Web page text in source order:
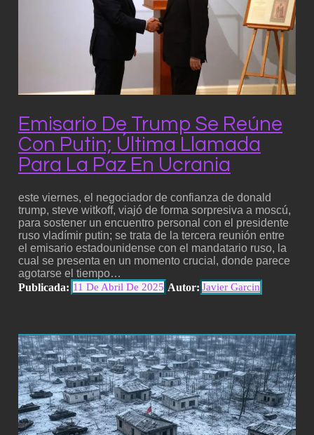
Emisario De Trump Se Reúne
Con Putin; Última Llamada
Para La Paz En Ucrania
este viernes, el negociador de confianza de donald
trump, steve witkoff, viajó de forma sorpresiva a moscú,
para sostener un encuentro personal con el presidente
ruso vladímir putin; se trata de la tercera reunión entre
el emisario estadounidense con el mandatario ruso, la
cual se presenta en un momento crucial, donde parece
agotarse el tiempo…
Publicada: 11 De Abril De 2025 Autor: Javier Garcin